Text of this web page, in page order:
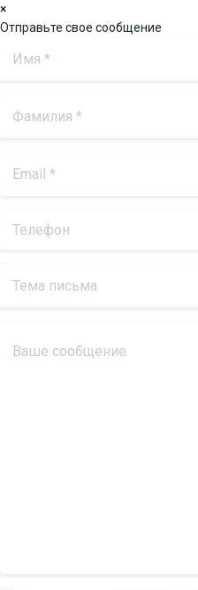
×
Отправьте свое сообщение